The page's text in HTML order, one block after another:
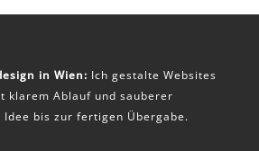
in Wien: Ich gestalte Websites
klarem Ablauf und sauberer
Idee bis zur fertigen Übergabe.